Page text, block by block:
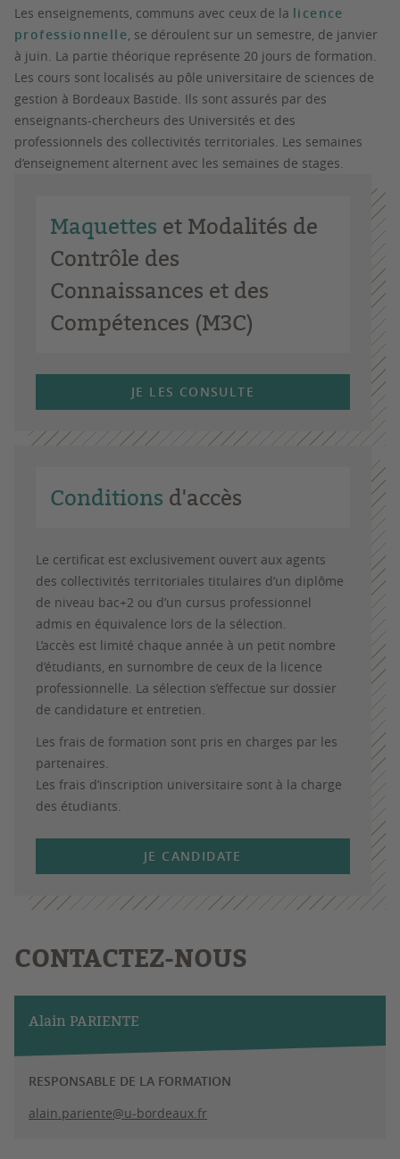
Les enseignements, communs avec ceux de la licence
professionnelle, se déroulent sur un semestre, de janvier
à juin. La partie théorique représente 20 jours de formation.
Les cours sont localisés au pôle universitaire de sciences de
gestion à Bordeaux Bastide. Ils sont assurés par des
enseignants-chercheurs des Universités et des
professionnels des collectivités territoriales. Les semaines
d’enseignement alternent avec les semaines de stages.
Maquettes et Modalités de
Contrôle des
Connaissances et des
Compétences (M3C)
JE LES CONSULTE
Conditions d'accès
Le certificat est exclusivement ouvert aux agents
des collectivités territoriales titulaires d’un diplôme
de niveau bac+2 ou d’un cursus professionnel
admis en équivalence lors de la sélection.
L’accès est limité chaque année à un petit nombre
d’étudiants, en surnombre de ceux de la licence
professionnelle. La sélection s’effectue sur dossier
de candidature et entretien.
Les frais de formation sont pris en charges par les
partenaires.
Les frais d’inscription universitaire sont à la charge
des étudiants.
JE CANDIDATE
CONTACTEZ-NOUS
Alain PARIENTE
RESPONSABLE DE LA FORMATION
alain.pariente@u-bordeaux.fr